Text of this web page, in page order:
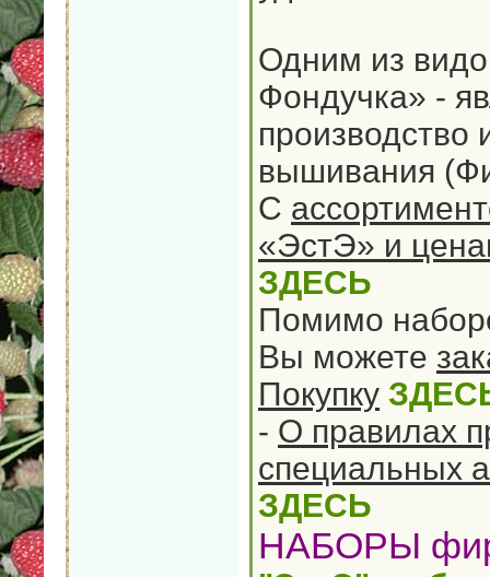
Одним из
Фондучка» -
производство
вышивания
С
«ЭстЭ» и
ЗДЕСЬ
Помимо
Вы можете
Покупку
- О правилах
специальных
ЗДЕСЬ
НАБОРЫ